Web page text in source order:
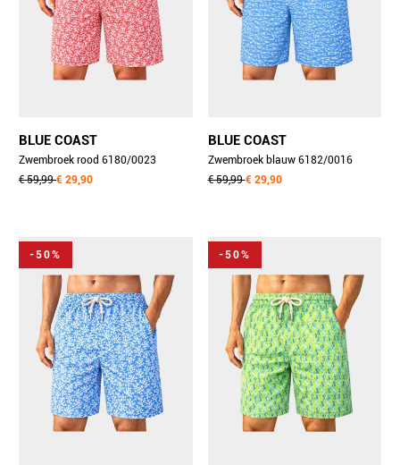
BLUE COAST
Zwembroek rood 6180/0023
€ 59,99€ 29,90
BLUE COAST
Zwembroek blauw 6182/0016
€ 59,99€ 29,90
-50% -50%